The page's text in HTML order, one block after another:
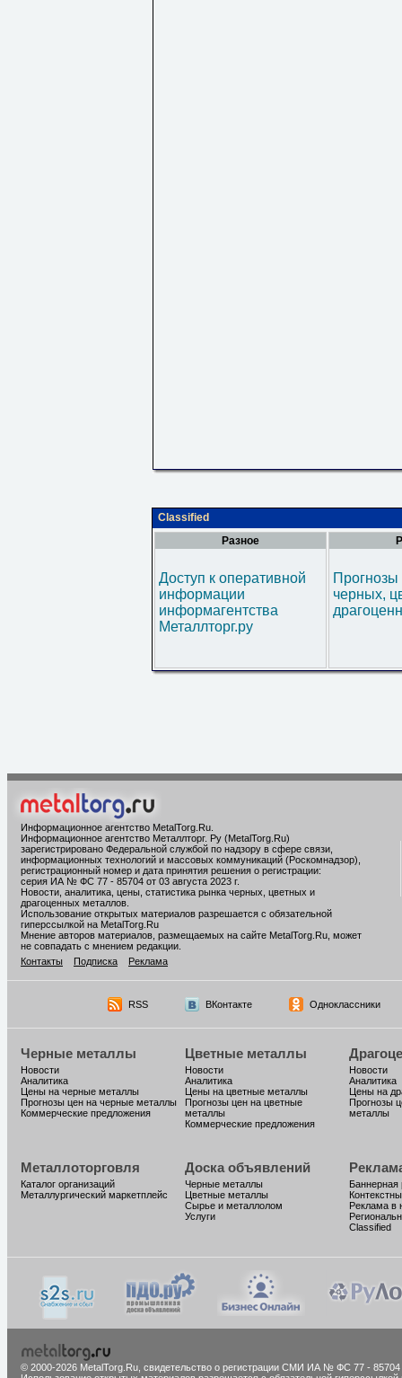
Classified
Разное
Доступ к оперативной
информации
информагентства
Металлторг.ру
черных,
Информационное агентство MetalTorg.Ru
Информационное агентство Металлторг. Ру (MetalTorg.Ru)
зарегистрировано Федеральной службой по надзору в сфере связи,
информационных технологий и массовых коммуникаций (Роскомнадзор),
регистрационный номер и дата принятия решения о регистрации:
серия ИА № ФС 77 - 85704 от 03 августа 2023 г.
Новости, аналитика, цены, статистика рынка черных, цветных и
драгоценных металлов.
Использование открытых материалов разрешается с обязательной
гиперссылкой на MetalTorg.Ru
Мнение авторов материалов, размещаемых на сайте MetalTorg.Ru, может
не совпадать с мнением редакции.
Контакты
Подписка Реклама
RSS ВКонтакте Одноклассники
Черные металлы
Новости
Аналитика
Цены на черные металлы
Прогнозы цен на черные металлы
Коммерческие предложения
Цветные металлы
Новости
Аналитика
Цены на цветные металлы
Прогнозы цен на цветные
металлы
Коммерческие предложения
Новости
Аналитика
Цены на
Прогнозы
металлы
Металлоторговля
Каталог организаций
Металлургический маркетплейс
Доска объявлений
Черные металлы
Цветные металлы
Сырье и металлолом
Услуги
Баннерная
Реклама в
Classified
© 2000-2026 MetalTorg.Ru, cвидетельство о регистрации СМИ ИА № ФС 77 - 85704